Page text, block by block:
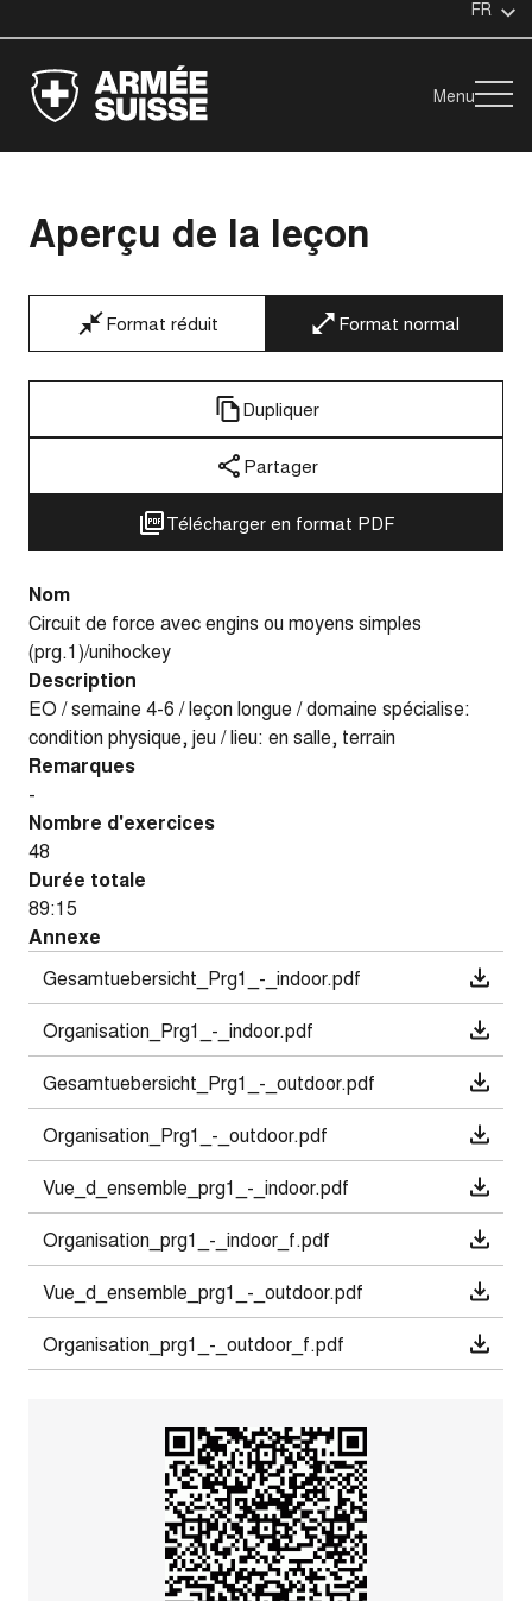
FR
Menu
Aperçu de la leçon
Format réduit Format normal
Dupliquer
Partager
Télécharger en format PDF
Nom
Circuit de force avec engins ou moyens simples
(prg.1)/unihockey
Description
EO / semaine 4-6 / leçon longue / domaine spécialise:
condition physique, jeu / lieu: en salle, terrain
Remarques
-
Nombre d'exercices
48
Durée totale
89:15
Annexe
Gesamtuebersicht_Prg1_-_indoor.pdf
Organisation_Prg1_-_indoor.pdf
Gesamtuebersicht_Prg1_-_outdoor.pdf
Organisation_Prg1_-_outdoor.pdf
Vue_d_ensemble_prg1_-_indoor.pdf
Organisation_prg1_-_indoor_f.pdf
Vue_d_ensemble_prg1_-_outdoor.pdf
Organisation_prg1_-_outdoor_f.pdf